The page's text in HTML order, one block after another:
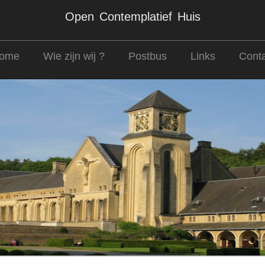
Open Contemplatief Huis
Wie zijn wij ? Postbus Links